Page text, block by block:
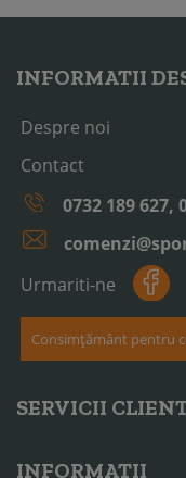
INFORMATII
Despre noi
Contact
0732 189 627,
Urmariti-ne
Consimțământ pentru
SERVICII
INFORMATII